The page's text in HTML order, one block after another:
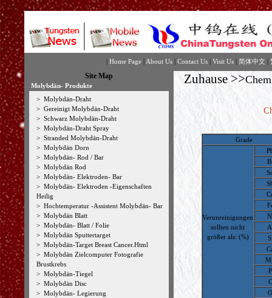
| Home Page | About Us | Contact Us | Visit Us | 简体中文 |
Site Map
Molybdän- Produkte
> Molybdän-Draht
> Gereinigt Molybdän-Draht
> Schwarz Molybdän-Draht
> Molybdän-Draht Spray
> Stranded Molybdän-Draht
> Molybdän Dorn
> Molybdän- Rod / Bar
> Molybdän Rod
> Molybdän- Elektroden- Bar
> Molybdän- Elektroden -Eigenschaften
Heilig
> Hochtemperatur -Assistent Molybdän- Bar
> Molybdän Blatt
> Molybdän- Blatt / Folie
> Molybdän Sputtertarget
> Molybdän-Target Breast Cancer.Html
> Molybdän Zielcomputer Fotografie
Brustkrebs
> Molybdän-Tiegel
> Molybdän Disc
> Molybdän- Legierung
Zuhause >>
Grade
Verunreinigungen
sollten nicht
größer als: (%)
P
C